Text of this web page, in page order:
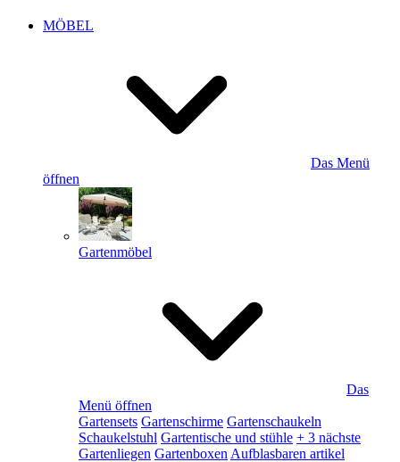
MÖBEL
Das Menü
öffnen
Gartenmöbel
Das
Menü öffnen
Gartensets Gartenschirme Gartenschaukeln
Schaukelstuhl Gartentische und stühle + 3 nächste
Gartenliegen Gartenboxen Aufblasbaren artikel